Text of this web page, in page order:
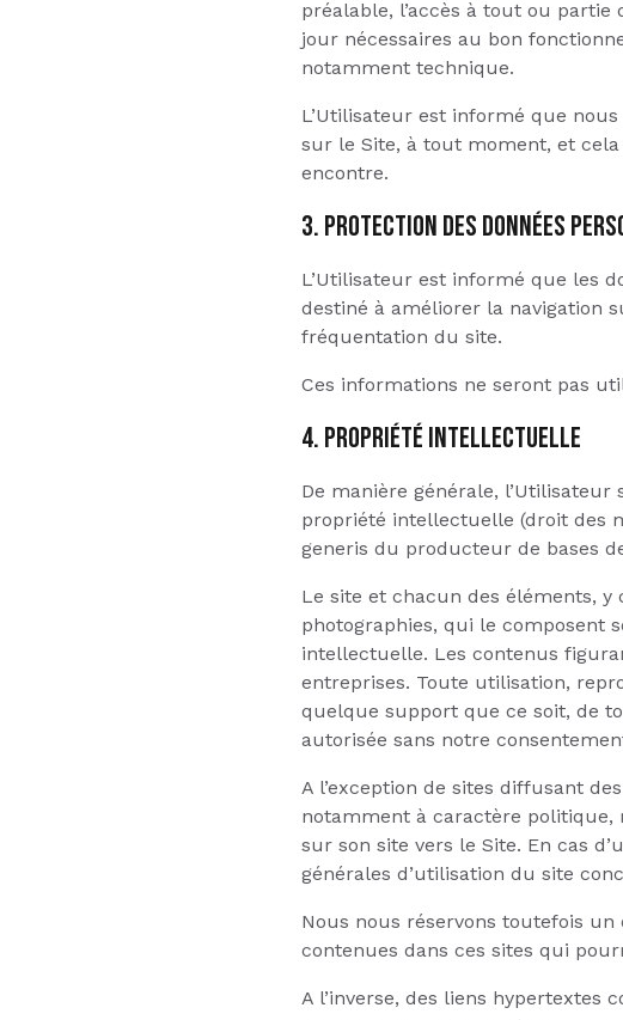
préalable, l’accès à tout ou
jour nécessaires au bon
notamment technique.
L’Utilisateur est informé que
sur le Site, à tout moment, et cela
encontre.
3. PROTECTION DES DONNÉES
L’Utilisateur est informé que les
destiné à améliorer la navigation
fréquentation du site.
Ces informations ne seront pas
4. PROPRIÉTÉ INTELLECTUELLE
De manière générale,
propriété intellectuelle (droit des
generis du producteur de bases
Le site et chacun des éléments,
photographies, qui le composent
intellectuelle. Les contenus
entreprises. Toute utilisation,
quelque support que ce soit, de
autorisée sans notre
A l’exception de sites diffusant
notamment à caractère
sur son site vers le Site. En cas
générales d’utilisation du site
Nous nous réservons toutefois
contenues dans ces sites qui
A l’inverse, des liens hypertextes